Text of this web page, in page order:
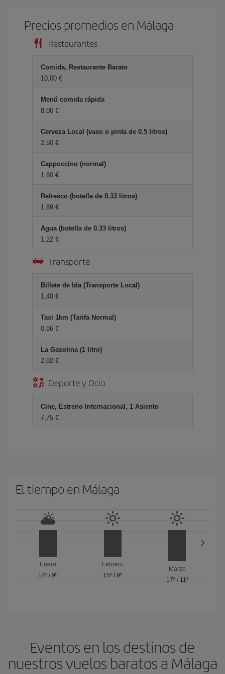
Precios promedios en Málaga
Restaurantes
Comida, Restaurante Barato
10,00 €
Menú comida rápida
8,00 €
Cerveza Local (vaso o pinta de 0.5 litros)
2,50 €
Cappuccino (normal)
1,60 €
Refresco (botella de 0.33 litros)
1,89 €
Agua (botella de 0.33 litros)
1,22 €
Transporte
Billete de Ida (Transporte Local)
1,40 €
Taxi 1km (Tarifa Normal)
0,86 €
La Gasolina (1 litro)
2,02 €
Deporte y Ocio
Cine, Estreno Internacional, 1 Asiento
7,75 €
El tiempo en Málaga
Enero
14º /9º
Febrero
15º / 9º
Marzo
17º/ 11º
Eventos en los destinos de
nuestros vuelos baratos a Málaga